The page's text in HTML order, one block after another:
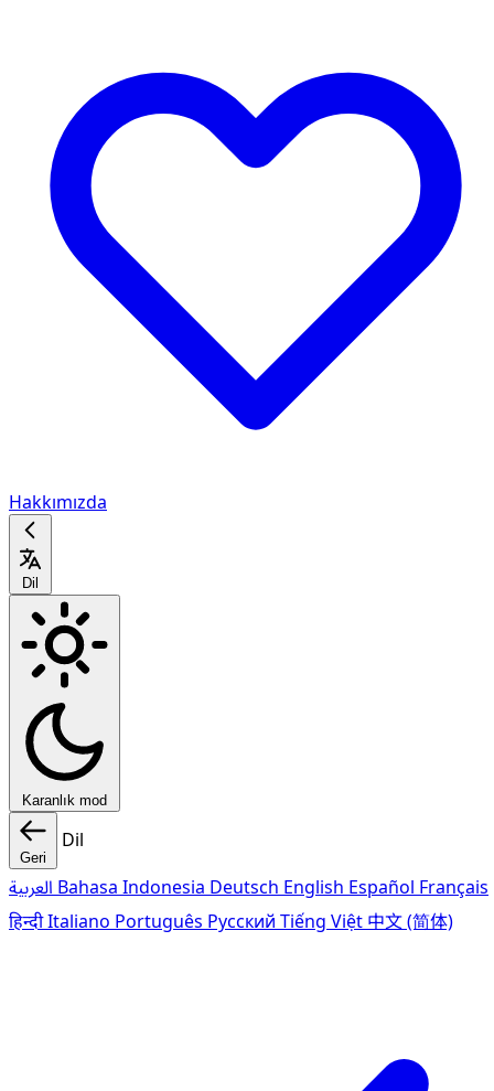
Hakkımızda
Dil
Karanlık mod
Geri
Dil
Bahasa Indonesia Deutsch English Español Français
हिन्दीItaliano Português Pусский Tiếng Việt 中文 (简体)